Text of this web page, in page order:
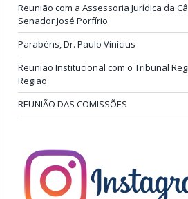
Reunião com a Assessoria Jurídica da
Senador José Porfírio
Parabéns, Dr. Paulo Vinícius
Reunião Institucional com o Tribunal
Região
REUNIÃO DAS COMISSÕES